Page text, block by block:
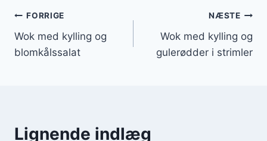
Indlægsnavigation
FORRIGE
Wok med kylling og
blomkålssalat
NÆSTE
Wok med kylling og
gulerødder i strimler
Lignende indlæg